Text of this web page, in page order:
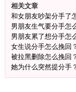
相关文章
和女朋友吵架分手了
男朋友生气要分手怎
男朋友累了想分手怎
女生说分手怎么挽回
被拉黑删除怎么挽回
她为什么突然提分手